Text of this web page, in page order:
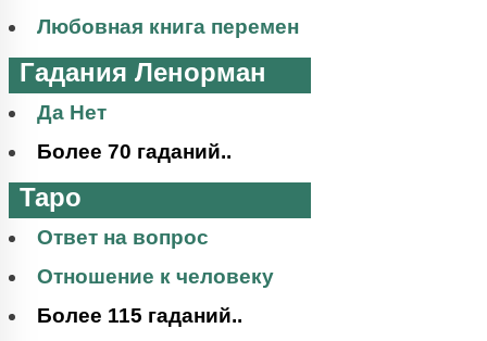
Любовная книга перемен
Гадания Ленорман
Да Нет
Более 70 гаданий..
Таро
Ответ на вопрос
Отношение к человеку
Более 115 гаданий..